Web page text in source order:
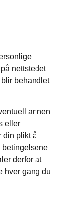
nettstedet
behandlet
annen
eller
din plikt å
betingelsene
derfor at
hver gang du